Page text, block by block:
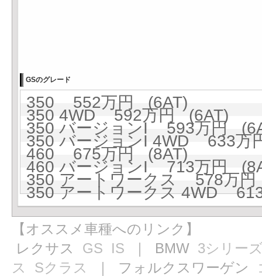
GSのグレード
350 552万円 (6AT)
350 4WD 592万円 (6AT)
350 バージョンI 593万円
350 バージョンI 4WD 633万
460 675万円 (8AT)
460 バージョンI 713万円
350 アートワークス 578万
350 アートワークス 4WD
【オススメ車種へのリンク】
レクサス GS IS ｜ BMW 3シリー
ス
Sクラス ｜ フォルクスワーゲン